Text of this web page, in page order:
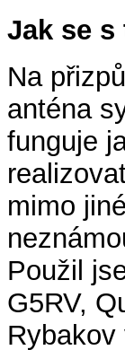
Jak se s
Na
anténa
funguje
mimo
Použil
G5RV,